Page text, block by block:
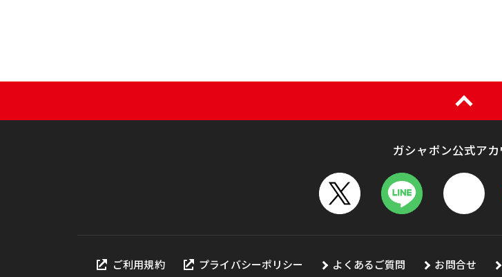
ガシャポン公式アカ
ご利用規約 プライバシーポリシー よくあるご質問 お問合せ